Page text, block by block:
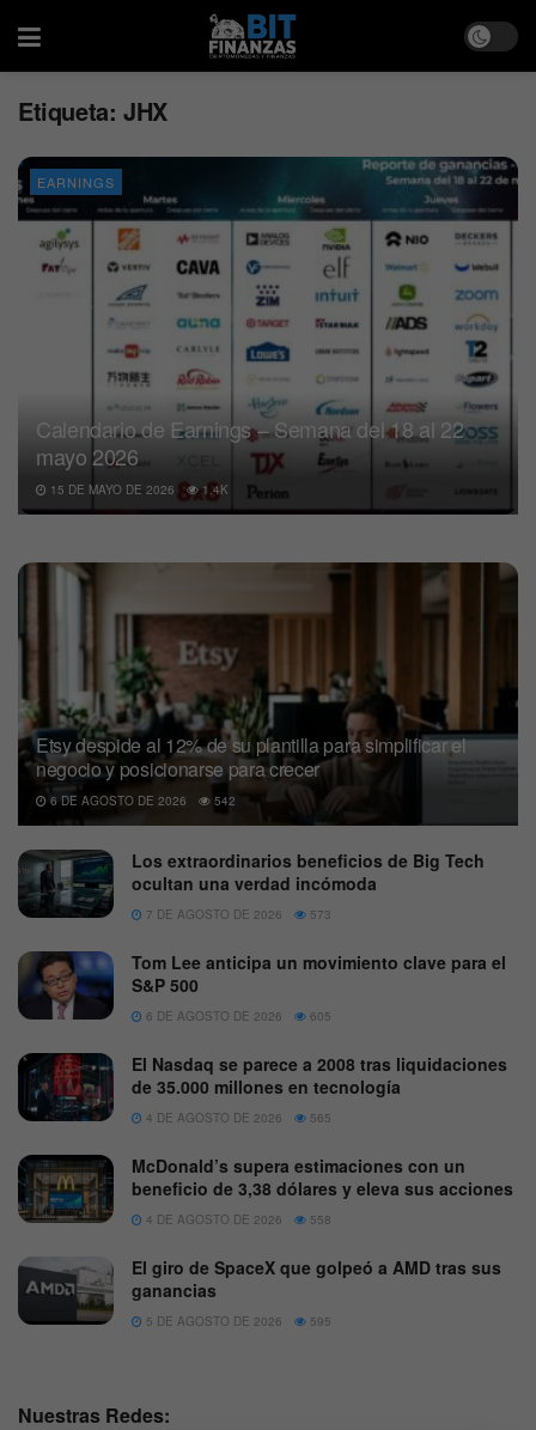
Etiqueta: JHX
EARNINGS
Calendario de Earnings – Semana del 18 al 22
mayo 2026
15 DE MAYO DE 2026 1.4K
Etsy despide al 12% de su plantilla para simplificar el
negocio y posicionarse para crecer
6 DE AGOSTO DE 2026 542
Los extraordinarios beneficios de Big Tech
ocultan una verdad incómoda
7 DE AGOSTO DE 2026 573
Tom Lee anticipa un movimiento clave para el
S&P 500
6 DE AGOSTO DE 2026 605
El Nasdaq se parece a 2008 tras liquidaciones
de 35.000 millones en tecnología
4 DE AGOSTO DE 2026 565
McDonald’s supera estimaciones con un
beneficio de 3,38 dólares y eleva sus acciones
4 DE AGOSTO DE 2026 558
El giro de SpaceX que golpeó a AMD tras sus
ganancias
5 DE AGOSTO DE 2026 595
Nuestras Redes: